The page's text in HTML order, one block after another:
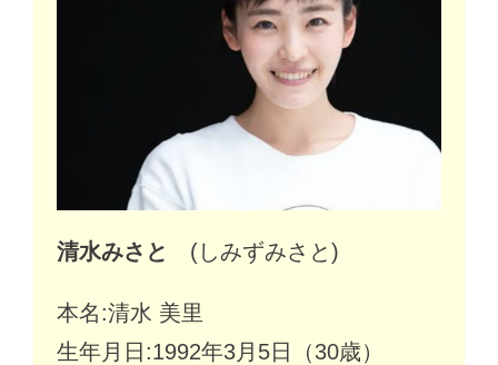
清水みさと (しみずみさと)
本名:清水 美里
生年月日:1992年3月5日（30歳）